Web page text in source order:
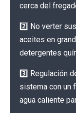
cerca del
2️⃣ No verter
aceites en
detergentes
3️⃣ Regulación
sistema con un
agua caliente